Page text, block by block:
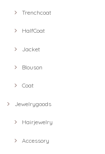
Trenchcoat
HalfCoat
Jacket
Blouson
Coat
Jewelrygoods
Hairjewelry
Accessory